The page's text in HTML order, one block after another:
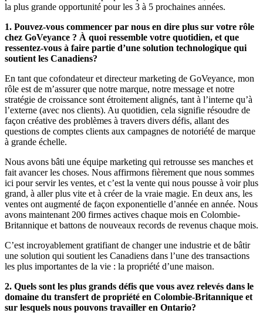
la plus grande opportunité pour les 3 à 5 prochaines années.
1. Pouvez-vous commencer par nous en dire plus sur votre rôle
chez GoVeyance ? À quoi ressemble votre quotidien, et que
ressentez-vous à faire partie d’une solution technologique qui
soutient les Canadiens?
En tant que cofondateur et directeur marketing de GoVeyance, mon
rôle est de m’assurer que notre marque, notre message et notre
stratégie de croissance sont étroitement alignés, tant à l’interne qu’à
l’externe (avec nos clients). Au quotidien, cela signifie résoudre de
façon créative des problèmes à travers divers défis, allant des
questions de comptes clients aux campagnes de notoriété de marque
à grande échelle.
Nous avons bâti une équipe marketing qui retrousse ses manches et
fait avancer les choses. Nous affirmons fièrement que nous sommes
ici pour servir les ventes, et c’est la vente qui nous pousse à voir plus
grand, à aller plus vite et à créer de la vraie magie. En deux ans, les
ventes ont augmenté de façon exponentielle d’année en année. Nous
avons maintenant 200 firmes actives chaque mois en Colombie-
Britannique et battons de nouveaux records de revenus chaque mois.
C’est incroyablement gratifiant de changer une industrie et de bâtir
une solution qui soutient les Canadiens dans l’une des transactions
les plus importantes de la vie : la propriété d’une maison.
2. Quels sont les plus grands défis que vous avez relevés dans le
domaine du transfert de propriété en Colombie-Britannique et
sur lesquels nous pouvons travailler en Ontario?